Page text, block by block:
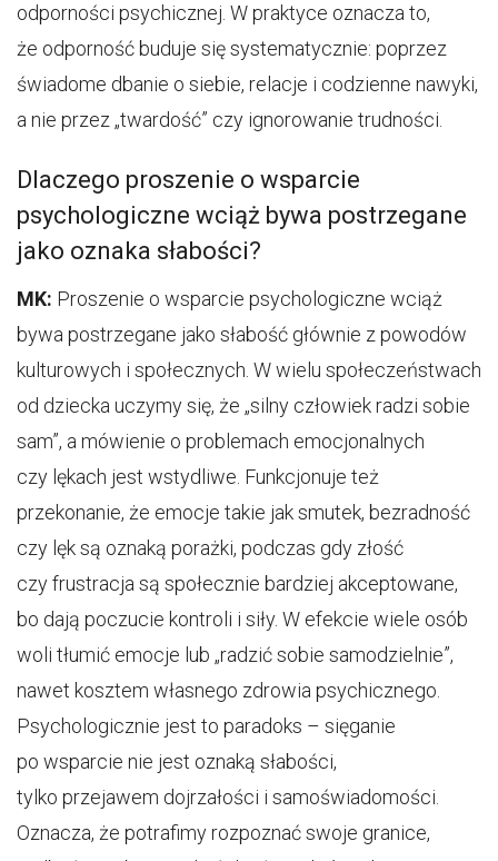
odporności psychicznej. W praktyce oznacza to,
że odporność buduje się systematycznie: poprzez
świadome dbanie o siebie, relacje i codzienne nawyki,
a nie przez „twardość” czy ignorowanie trudności.
Dlaczego proszenie o wsparcie
psychologiczne wciąż bywa postrzegane
jako oznaka słabości?
MK: Proszenie o wsparcie psychologiczne wciąż
bywa postrzegane jako słabość głównie z powodów
kulturowych i społecznych. W wielu społeczeństwach
od dziecka uczymy się, że „silny człowiek radzi sobie
sam”, a mówienie o problemach emocjonalnych
czy lękach jest wstydliwe. Funkcjonuje też
przekonanie, że emocje takie jak smutek, bezradność
czy lęk są oznaką porażki, podczas gdy złość
czy frustracja są społecznie bardziej akceptowane,
bo dają poczucie kontroli i siły. W efekcie wiele osób
woli tłumić emocje lub „radzić sobie samodzielnie”,
nawet kosztem własnego zdrowia psychicznego.
Psychologicznie jest to paradoks – sięganie
po wsparcie nie jest oznaką słabości,
tylko przejawem dojrzałości i samoświadomości.
Oznacza, że potrafimy rozpoznać swoje granice,